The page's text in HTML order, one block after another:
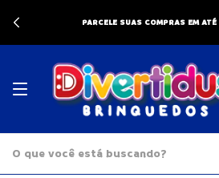
PARCELE SUAS COMPRAS EM